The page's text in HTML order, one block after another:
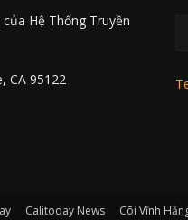
Hệ Thống Truyền
CA 95122
Calitoday News Cõi Vĩnh